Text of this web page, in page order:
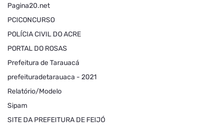
Pagina20.net
PCICONCURSO
POLÍCIA CIVIL DO ACRE
PORTAL DO ROSAS
Prefeitura de Tarauacá
prefeituradetarauaca - 2021
Relatório/Modelo
Sipam
SITE DA PREFEITURA DE FEIJÓ